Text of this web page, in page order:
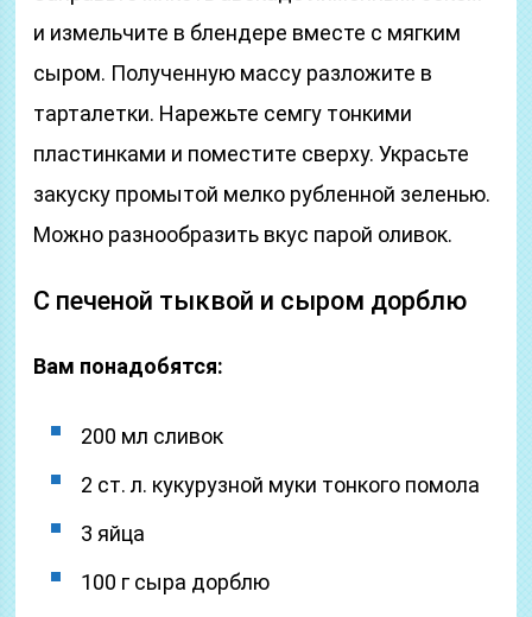
и измельчите в блендере вместе с мягким
сыром. Полученную массу разложите в
тарталетки. Нарежьте семгу тонкими
пластинками и поместите сверху. Украсьте
закуску промытой мелко рубленной зеленью.
Можно разнообразить вкус парой оливок.
С печеной тыквой и сыром дорблю
Вам понадобятся:
200 мл сливок
2 ст. л. кукурузной муки тонкого помола
3 яйца
100 г сыра дорблю